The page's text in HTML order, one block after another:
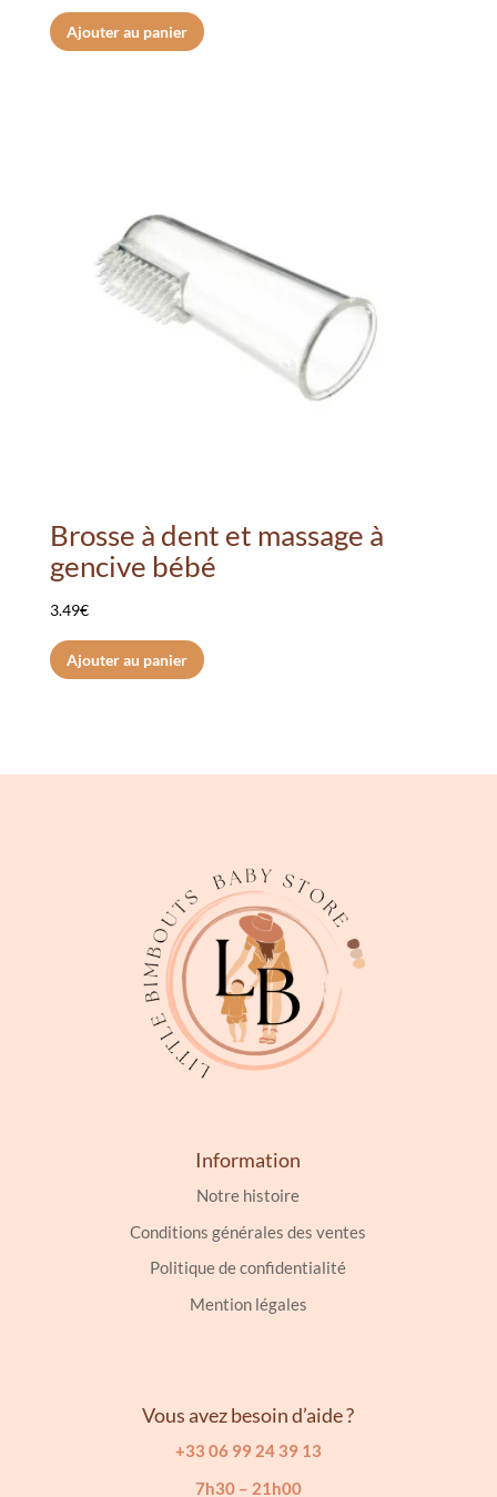
Ajouter au panier
Brosse à dent et massage à
gencive bébé
3.49€
Ajouter au panier
Information
Notre histoire
Conditions générales des ventes
Politique de confidentialité
Mention légales
Vous avez besoin d’aide ?
+33 06 99 24 39 13
7h30 – 21h00